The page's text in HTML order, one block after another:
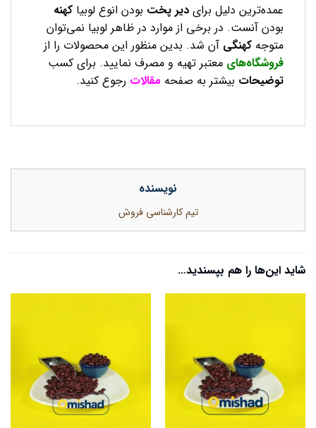
عمده‌ترین دلیل برای دیر پخت بودن انوع لوبیا کهنه
بودن آنست. در برخی از موارد در ظاهر لوبیا نمی‌توان
متوجه کهنگی آن شد. بدین منظور این محصولات را از
فروشگاه‌های معتبر تهیه و مصرف نمایید. برای کسب
توضیحات بیشتر به صفحه مقالات رجوع کنید.
نویسنده
تیم کارشناسی فروش
شاید این‌ها را هم بپسندید…